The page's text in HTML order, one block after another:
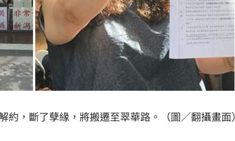
，斷了孽緣，將搬遷至翠華路。（圖／翻攝畫面）